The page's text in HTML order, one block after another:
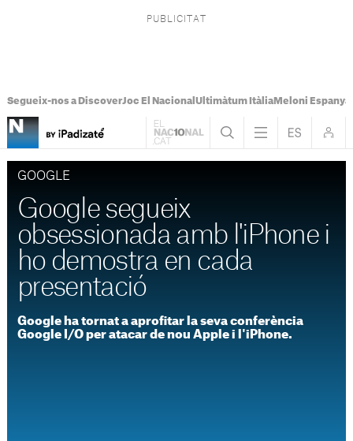
Segueix-nos a DiscoverJoc El Nacional Ultimàtum ItàliaMeloni Espanya
GOOGLE
Google segueix
obsessionada amb l'iPhone i
ho demostra en cada
presentació
Google ha tornat a aprofitar la seva conferència
Google I/O per atacar de nou Apple i l'iPhone.